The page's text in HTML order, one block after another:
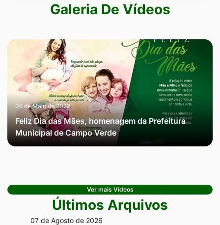
Galeria De Vídeos
08 de Maio de 2022
Feliz Dia das Mães, homenagem da Prefeitura
Municipal de Campo Verde
Ver mais Vídeos
Últimos Arquivos
07 de Agosto de 2026